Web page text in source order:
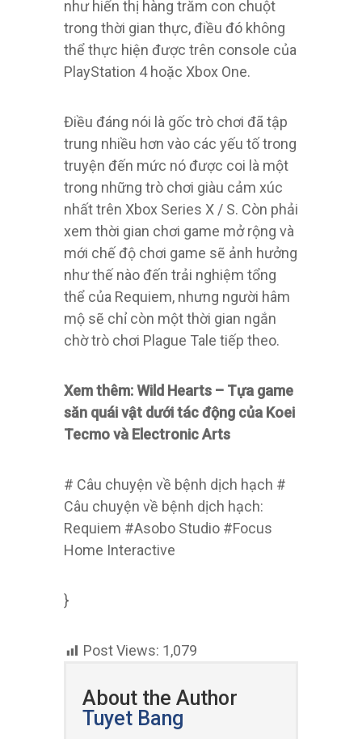
như hiển thị hàng trăm con chuột
trong thời gian thực, điều đó không
thể thực hiện được trên console của
PlayStation 4 hoặc Xbox One.
Điều đáng nói là gốc trò chơi đã tập
trung nhiều hơn vào các yếu tố trong
truyện đến mức nó được coi là một
trong những trò chơi giàu cảm xúc
nhất trên Xbox Series X / S. Còn phải
xem thời gian chơi game mở rộng và
mới chế độ chơi game sẽ ảnh hưởng
như thế nào đến trải nghiệm tổng
thể của Requiem, nhưng người hâm
mộ sẽ chỉ còn một thời gian ngắn
chờ trò chơi Plague Tale tiếp theo.
Xem thêm: Wild Hearts – Tựa game
săn quái vật dưới tác động của Koei
Tecmo và Electronic Arts
# Câu chuyện về bệnh dịch hạch #
Câu chuyện về bệnh dịch hạch:
Requiem #Asobo Studio #Focus
Home Interactive
}
Post Views: 1,079
About the Author
Tuyet Bang